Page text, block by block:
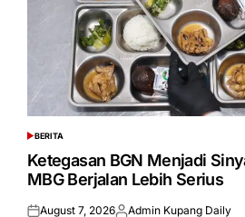
POSTED
IN
BERITA
Ketegasan BGN Menjadi
MBG Berjalan Lebih Serius
August 7, 2026 Admin Kupang Daily